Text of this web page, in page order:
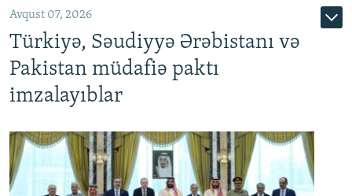
Avqust 07, 2026
Türkiyə, Səudiyyə Ərəbistanı və
Pakistan müdafiə paktı
imzalayıblar